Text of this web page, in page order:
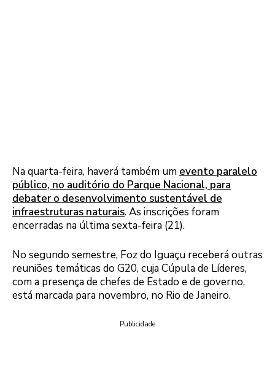
Na quarta-feira, haverá também um evento paralelo
público, no auditório do Parque Nacional, para
debater o desenvolvimento sustentável de
infraestruturas naturais. As inscrições foram
encerradas na última sexta-feira (21).
No segundo semestre, Foz do Iguaçu receberá outras
reuniões temáticas do G20, cuja Cúpula de Líderes,
com a presença de chefes de Estado e de governo,
está marcada para novembro, no Rio de Janeiro.
Publicidade